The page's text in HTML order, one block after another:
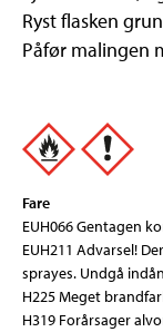
Ryst flasken
Påfør malingen
Fare
EUH066 Gentagen
EUH211 Advarsel!
sprayes. Undgå
H225 Meget
H319 Forårsager